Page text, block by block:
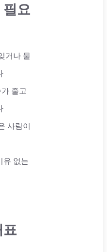
요
거나 물
줄고
사람이
유 없는